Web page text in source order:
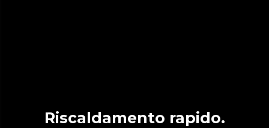
Riscaldamento rapido.